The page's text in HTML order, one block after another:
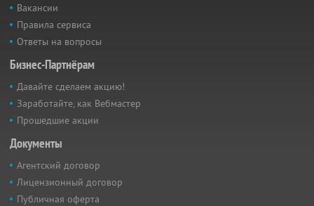
Вакансии
Правила сервиса
Ответы на вопросы
Бизнес-Партнёрам
Давайте сделаем акцию!
Заработайте, как Вебмастер
Прошедшие акции
Документы
Агентский договор
Лицензионный договор
Публичная оферта